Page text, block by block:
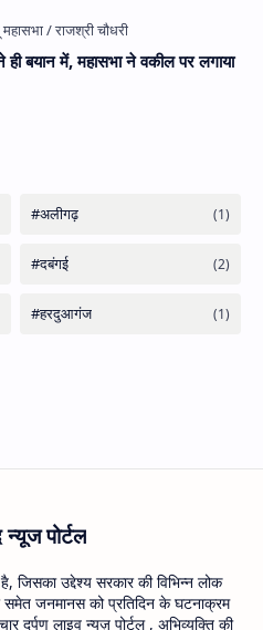
बयान में, महासभा ने वकील पर लगाया
पोर्टल
जिसका उद्देश्य सरकार की विभिन्न लोक
समेत जनमानस को प्रतिदिन के घटनाक्रम
दर्पण लाइव न्यूज़ पोर्टल , अभिव्यक्ति की